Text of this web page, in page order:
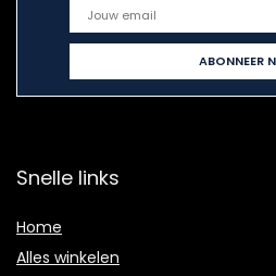
Snelle links
Home
Alles winkelen